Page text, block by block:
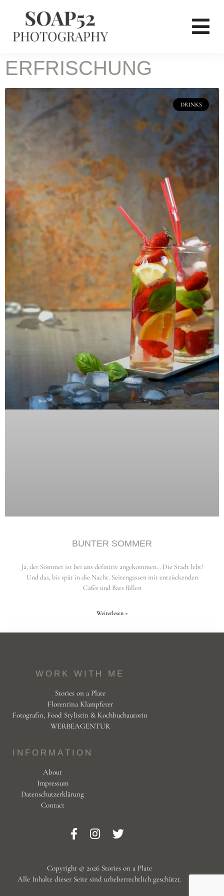
ERFRISCHUNG
DRINKS
BUNTER SOMMER
Ja, der Sommer ist bei uns definitiv angekommen… Die Stadt lebt!
Und das, bis spät in die Nacht. Seitengassen mit entzückenden
Cafés und Bars füllen
Weiterlesen »
WORK WITH ME
Stories on a Plate
Florentina Klampferer
Fotografin, Food Stylistin & Kochbuchautorin
WERBEAGENTUR
INFORMATION
About
Impressum
Datenschutzerklärung
Contact
Copyright © 2026 Stories on a Plate
Alle Inhalte dieser Seite sind urheberrechtlich geschützt.